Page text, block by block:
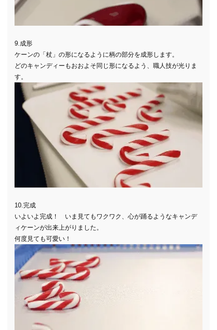
9.成形
ケーンの「杖」の形になるように柄の部分を成形します。
どのキャンディーもおおよそ同じ形になるよう、職人技が光りま
す。
10.完成
いよいよ完成！ いま見てもワクワク、心が踊るようなキャンデ
ィケーンが出来上がりました。
何度見ても可愛い！